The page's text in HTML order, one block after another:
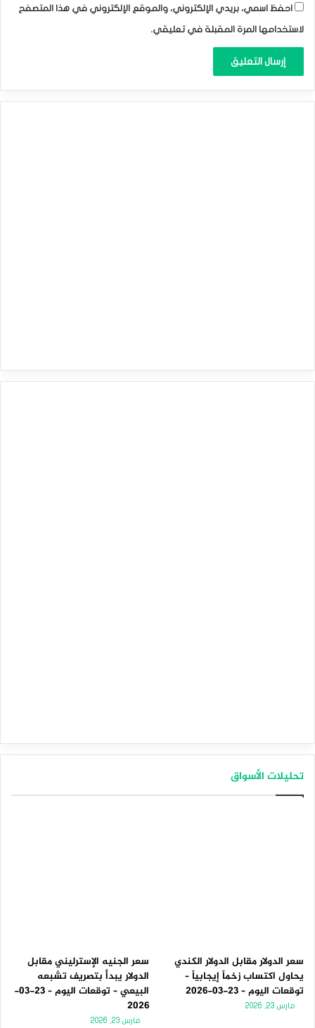
احفظ اسمي، بريدي الإلكتروني، والموقع الإلكتروني في هذا المتصفح
لاستخدامها المرة المقبلة في تعليقي.
تحليلات الأسواق
سعر الدولار مقابل الدولار الكندي
يحاول اكتساب زخماً إيجابياً –
توقعات اليوم – 23-03-2026
مارس 23, 2026
سعر الجنيه الإسترليني مقابل
الدولار يبدأ بتصريف تشبعه
البيعي – توقعات اليوم – 23-03-
2026
مارس 23, 2026